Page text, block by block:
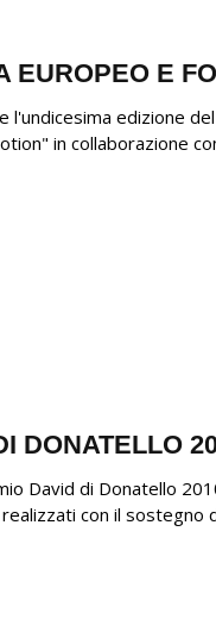
EUROPEO E
l'undicesima edizione
in collaborazione
DONATELLO
David di Donatello
con il sostegno